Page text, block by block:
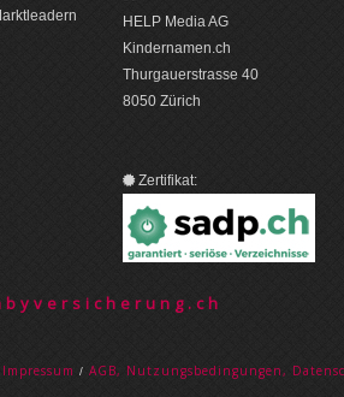
HELP Media AG
Kindernamen.ch
Thurgauerstrasse 40
8050 Zürich
Zertifikat:
Im­pres­sum / AGB, Nut­zungs­bedin­gungen,